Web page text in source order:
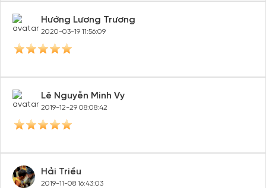
Hướng Lương Trương
2020-03-19 11:56:09
Lê Nguyễn Minh Vy
2019-12-29 08:08:42
Hải Triều
2019-11-08 16:43:03